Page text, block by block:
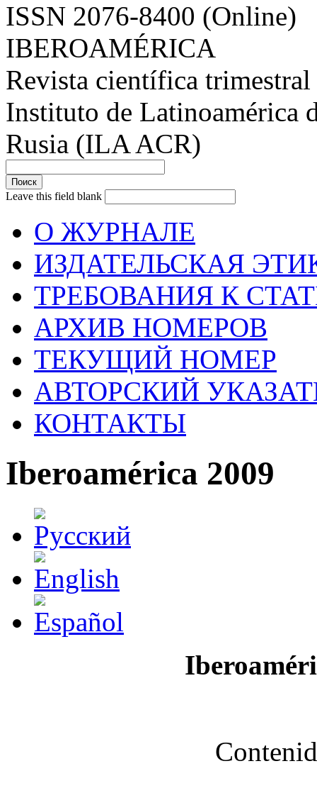
ISSN 2076-8400 (Online)
IBEROAMÉRICA
Revista científica
Instituto de Latinoamérica
Rusia (ILA ACR)
Leave this field blank
О ЖУРНАЛЕ
ИЗДАТЕЛЬСКАЯ
ТРЕБОВАНИЯ К
АРХИВ НОМЕРОВ
ТЕКУЩИЙ НОМЕР
АВТОРСКИЙ
КОНТАКТЫ
Iberoamérica 2009